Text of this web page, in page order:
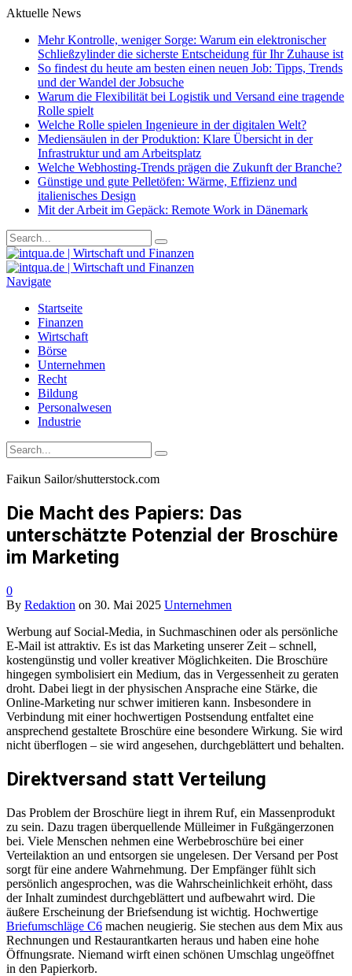
Aktuelle News
Mehr Kontrolle, weniger Sorge: Warum ein elektronischer
Schließzylinder die sicherste Entscheidung für Ihr Zuhause ist
So findest du heute am besten einen neuen Job: Tipps, Trends
und der Wandel der Jobsuche
Warum die Flexibilität bei Logistik und Versand eine tragende
Rolle spielt
Welche Rolle spielen Ingenieure in der digitalen Welt?
Mediensäulen in der Produktion: Klare Übersicht in der
Infrastruktur und am Arbeitsplatz
Welche Webhosting-Trends prägen die Zukunft der Branche?
Günstige und gute Pelletöfen: Wärme, Effizienz und
italienisches Design
Mit der Arbeit im Gepäck: Remote Work in Dänemark
Navigate
Startseite
Finanzen
Wirtschaft
Börse
Unternehmen
Recht
Bildung
Personalwesen
Industrie
Faikun Sailor/shutterstock.com
Die Macht des Papiers: Das
unterschätzte Potenzial der Broschüre
im Marketing
0
By Redaktion on 30. Mai 2025 Unternehmen
Werbung auf Social-Media, in Suchmaschinen oder als persönliche
E-Mail ist attraktiv. Es ist das Marketing unserer Zeit – schnell,
kostengünstig und voller kreativer Möglichkeiten. Die Broschüre
hingegen symbolisiert ein Medium, das in Vergessenheit zu geraten
droht. Dabei liegt in der physischen Ansprache eine Stärke, die
Online-Marketing nur schwer imitieren kann. Insbesondere in
Verbindung mit einer hochwertigen Postsendung entfaltet eine
ansprechend gestaltete Broschüre eine besondere Wirkung. Sie wird
nicht überflogen – sie wird angesehen, durchgeblättert und behalten.
Direktversand statt Verteilung
Das Problem der Broschüre liegt in ihrem Ruf, ein Massenprodukt
zu sein. Dazu tragen überquellende Mülleimer in Fußgängerzonen
bei. Viele Menschen nehmen eine Werbebroschüre bei einer
Verteilaktion an und entsorgen sie ungelesen. Der Versand per Post
sorgt für eine andere Wahrnehmung. Der Empfänger fühlt sich
persönlich angesprochen, was die Wahrscheinlichkeit erhöht, dass
der Inhalt zumindest durchgeblättert und aufbewahrt wird. Die
äußere Erscheinung der Briefsendung ist wichtig. Hochwertige
Briefumschläge C6 machen neugierig. Sie stechen aus dem Mix aus
Rechnungen und Restaurantkarten heraus und haben eine hohe
Öffnungsrate. Niemand wirft einen schönen Umschlag ungeöffnet
in den Papierkorb.